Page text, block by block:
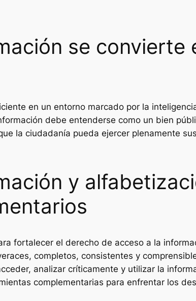
se convierte
en un entorno marcado por la
debe entenderse como un bien
la ciudadanía pueda ejercer plenamente
y
fortalecer el derecho de acceso a la
completos, consistentes y
analizar críticamente y utilizar la
complementarias para enfrentar los